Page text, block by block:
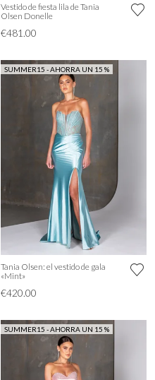
Vestido de fiesta lila de Tania
Olsen Donelle
€481.00
SUMMER15 - AHORRA UN 15 %
Tania Olsen: el vestido de gala
«Mint»
€420.00
SUMMER15 - AHORRA UN 15 %